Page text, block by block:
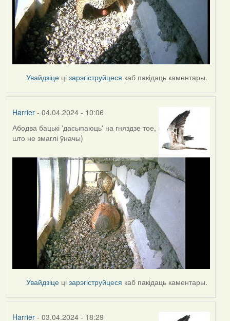
Увайдзіце цізарэгіструйцеся каб пакідаць каментары.
Harrier- 04.04.2024 - 10:06
Абодва бацькі 'дасыпаюць' на гняздзе тое,
што не змаглі ўначы)
Увайдзіце цізарэгіструйцеся каб пакідаць каментары.
Harrier- 03.04.2024 - 18:29